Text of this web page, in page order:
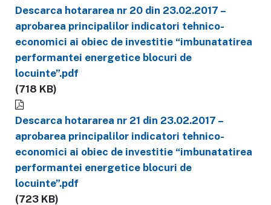
Descarca hotararea nr 20 din 23.02.2017 –
aprobarea principalilor indicatori tehnico-
economici ai obiec de investitie “imbunatatirea
performantei energetice blocuri de
locuinte”.pdf
(718 KB)
Descarca hotararea nr 21 din 23.02.2017 –
aprobarea principalilor indicatori tehnico-
economici ai obiec de investitie “imbunatatirea
performantei energetice blocuri de
locuinte”.pdf
(723 KB)